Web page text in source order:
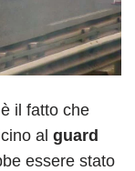
il fatto che
al guard
essere stato